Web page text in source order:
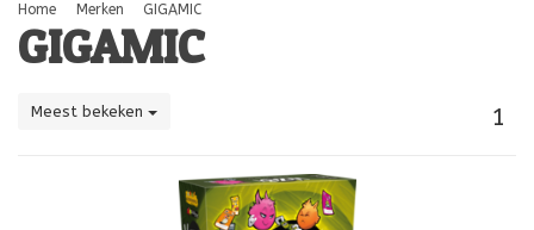
Home Merken GIGAMIC
GIGAMIC
Meest bekeken 1